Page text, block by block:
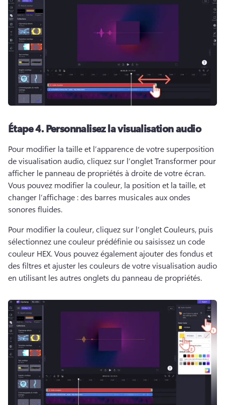
Étape 4.Personnalisez la visualisation audio
Pour modifier la taille et l’apparence de votre superposition
de visualisation audio, cliquez sur l’onglet Transformer pour
Vous pouvez modifier la couleur, la position et la taille, et
changer l’affichage : des barres musicales aux ondes
sonores fluides.
Pour modifier la couleur, cliquez sur l’onglet Couleurs, puis
sélectionnez une couleur prédéfinie ou saisissez un code
couleur HEX. Vous pouvez également ajouter des fondus et
des filtres et ajuster les couleurs de votre visualisation audio
en utilisant les autres onglets du panneau de propriétés.